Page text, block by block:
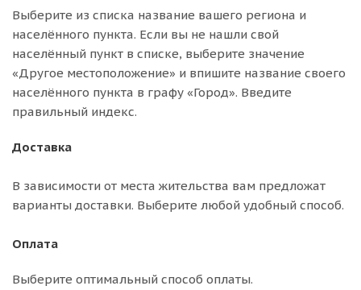
Выберите из списка название вашего региона и
населённого пункта. Если вы не нашли свой
населённый пункт в списке, выберите значение
«Другое местоположение» и впишите название своего
населённого пункта в графу «Город». Введите
правильный индекс.
Доставка
В зависимости от места жительства вам предложат
варианты доставки. Выберите любой удобный способ.
Оплата
Выберите оптимальный способ оплаты.